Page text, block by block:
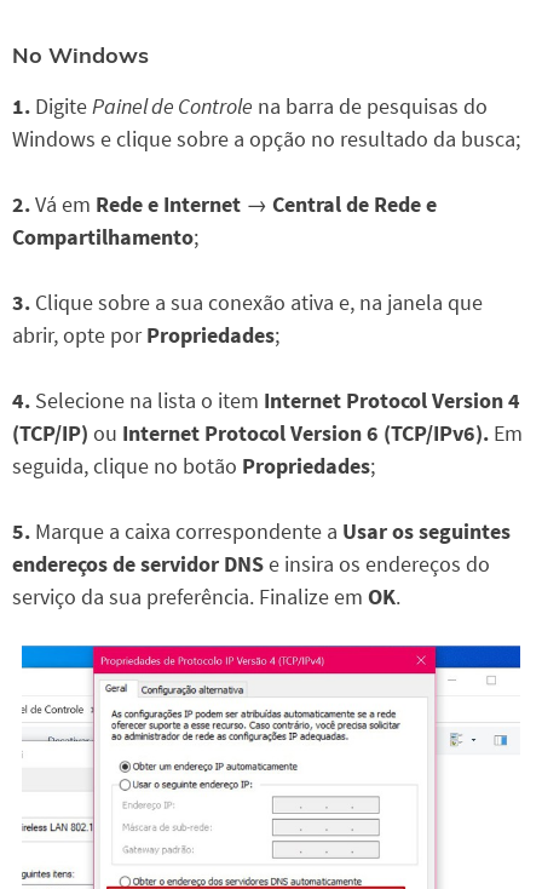
No Windows
1. DigitePainel de Controle na barra de pesquisas do
Windows e clique sobre a opção no resultado da busca;
2.Vá em Rede e Internet → Central de Rede e
Compartilhamento;
3. Clique sobre a sua conexão ativa e, na janela que
abrir, opte porPropriedades;
4. Selecione na lista o item Internet Protocol Version 4
(TCP/IP) ou Internet Protocol Version 6 (TCP/IPv6). Em
seguida, clique no botão Propriedades;
5. Marque a caixa correspondente a Usar os seguintes
endereços de servidor DNSe insira os endereços do
serviço da sua preferência. Finalize em OK.